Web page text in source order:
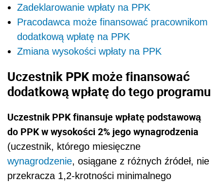
Zadeklarowanie wpłaty na PPK
Pracodawca może finansować pracownikom
dodatkową wpłatę na PPK
Zmiana wysokości wpłaty na PPK
Uczestnik PPK może finansować
dodatkową wpłatę do tego programu
Uczestnik PPK finansuje wpłatę podstawową
do PPK w wysokości 2% jego wynagrodzenia
(uczestnik, którego miesięczne
wynagrodzenie, osiągane z różnych źródeł, nie
przekracza 1,2-krotności minimalnego